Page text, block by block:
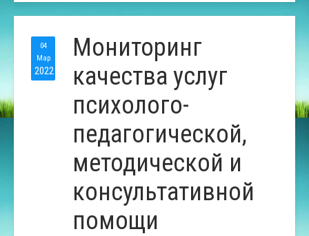
04
Мар
2022
Мониторинг
качества услуг
психолого-
педагогической,
методической и
консультативной
помощи